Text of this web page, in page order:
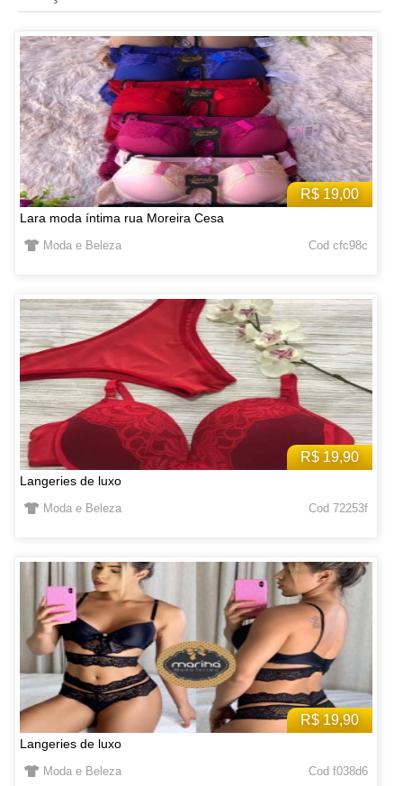
R$ 19,00
Lara moda íntima rua Moreira Cesa
Moda e Beleza Cod cfc98c
R$ 19,90
Langeries de luxo
Moda e Beleza Cod 72253f
R$ 19,90
Langeries de luxo
Moda e Beleza Cod f038d6